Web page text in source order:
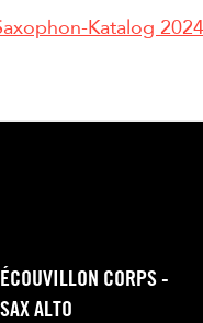
Katalog
ÉCOUVILLON CORPS -
SAX ALTO